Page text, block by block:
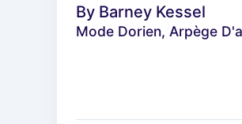
By Barney Kessel
Mode Dorien, Arpège